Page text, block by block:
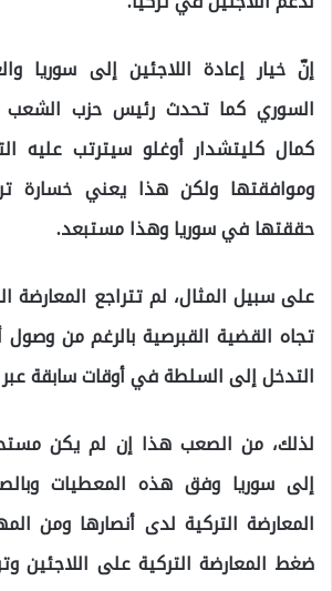
إنّ خيار إعادة اللاجئين إلى سوريا
كمال كليتشدار أوغلو سيترتب عليه
وموافقتها ولكن هذا يعني خسارة
حققتها في سوريا وهذا مستبعد.
على سبيل المثال، لم تتراجع المعارضة
تجاه القضية القبرصية بالرغم من وصول
التدخل إلى السلطة في أوقات سابقة
لذلك، من الصعب هذا إن لم يكن
إلى سوريا وفق هذه المعطيات
المعارضة التركية لدى أنصارها ومن
ضغط المعارضة التركية على اللاجئين